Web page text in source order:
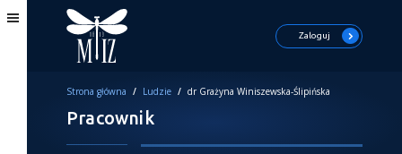
Zaloguj
Strona główna / Ludzie / dr Grażyna Winiszewska-Ślipińska
Pracownik